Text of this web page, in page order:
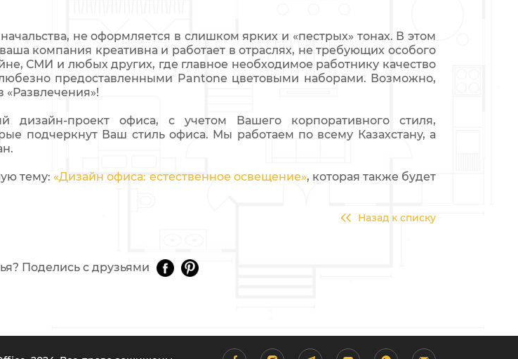
не оформляется в слишком ярких и «пестрых» тонах. В этом
компания креативна и работает в отраслях, не требующих особого
СМИ и любых других, где главное необходимое работнику качество
предоставленными Pantone цветовыми наборами. Возможно,
дизайн-проект офиса, с учетом Вашего корпоративного стиля,
подчеркнут Ваш стиль офиса. Мы работаем по всему Казахстану, а
тему: «Дизайн офиса: естественное освещение», которая также будет
Назад к списку
Поделись с друзьями